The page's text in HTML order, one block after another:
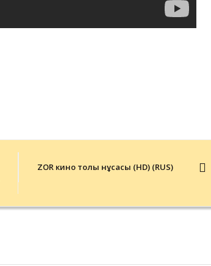
ZOR кино толық нұсқасы (HD) (RUS)